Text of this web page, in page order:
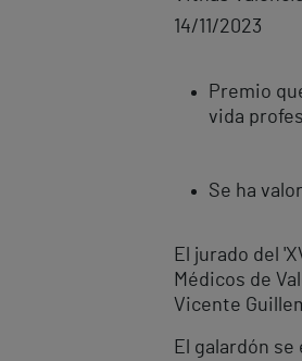
14/11/2023
Premio
vida
Se ha
El jurado del
Médicos de
Vicente
El galardón